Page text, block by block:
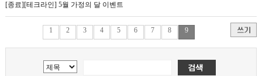
[종료][테크라인] 5월 가정의 달 이벤트
1 2 3 4 5 6 7 8 9